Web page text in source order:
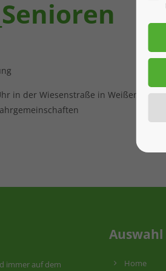
in der Wiesenstraße in Weißenburg
immer auf dem
Auswahl
Home